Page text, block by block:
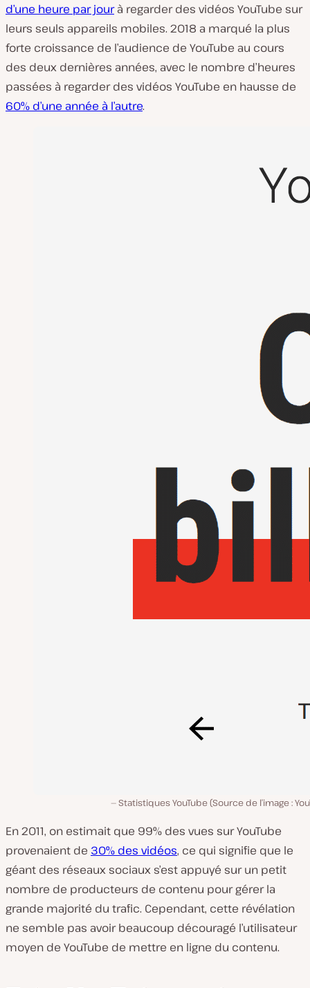
d’une heure par jourà regarder des vidéos YouTube sur
leurs seuls appareils mobiles. 2018 a marqué la plus
forte croissance de l’audience de YouTube au cours
des deux dernières années, avec le nombre d’heures
passées à regarder des vidéos YouTube en hausse de
60% d’une année à l’autre.
Statistiques YouTube (Source de l’image :
En 2011, on estimait que 99% des vues sur YouTube
provenaient de 30% des vidéos, ce qui signifie que le
géant des réseaux sociaux s’est appuyé sur un petit
nombre de producteurs de contenu pour gérer la
grande majorité du trafic. Cependant, cette révélation
ne semble pas avoir beaucoup découragé l’utilisateur
moyen de YouTube de mettre en ligne du contenu.